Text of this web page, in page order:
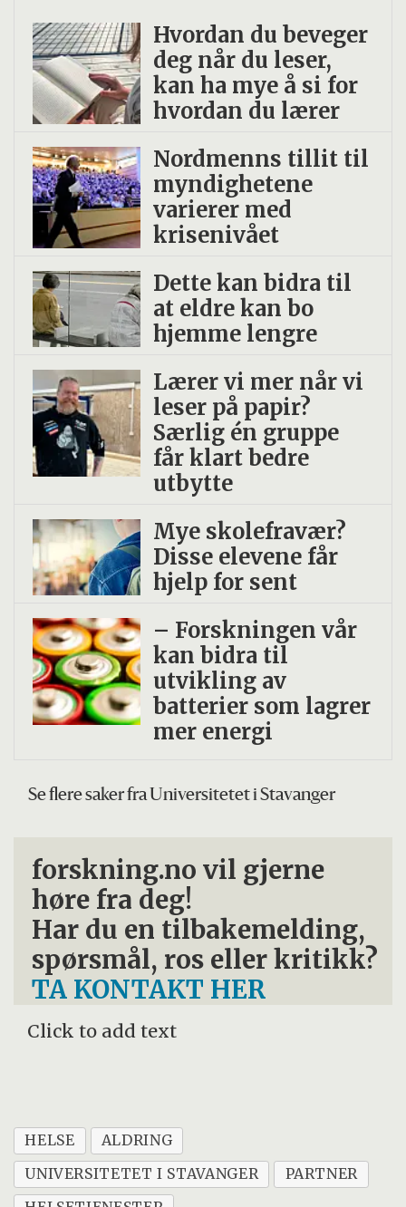
Hvordan du beveger
deg når du leser,
kan ha mye å si for
hvordan du lærer
Nordmenns tillit til
myndighetene
varierer med
krisenivået
Dette kan bidra til
at eldre kan bo
hjemme lengre
Lærer vi mer når vi
leser på papir?
Særlig én gruppe
får klart bedre
utbytte
Mye skolefravær?
Disse elevene får
hjelp for sent
– Forskningen vår
kan bidra til
utvikling av
batterier som lagrer
mer energi
Se flere saker fra Universitetet i Stavanger
forskning.no vil gjerne
høre fra deg!
Har du en tilbakemelding,
spørsmål, ros eller kritikk?
TA KONTAKT HER
Click to add text
HELSE
ALDRING
UNIVERSITETET I STAVANGER
PARTNER